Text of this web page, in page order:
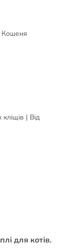
Кошеня
| Від
для котів.